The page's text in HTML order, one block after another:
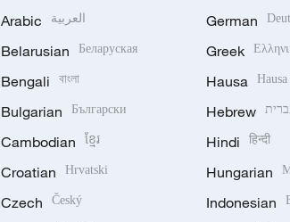
Arabic العربية
Belarusian Беларуская
Bengali বাংলা
Bulgarian Български
Cambodian ខ្មែរ
Croatian Hrvatski
Czech Český
German
Greek
Hausa Hausa
Hebrew
Hindi हिन्दी
Hungarian
Indonesian